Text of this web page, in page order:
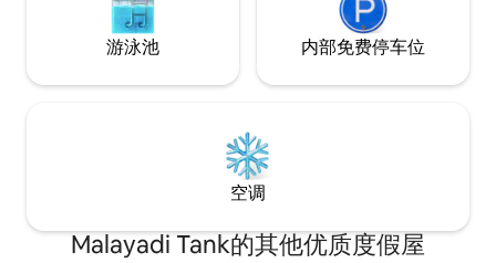
游泳池 内部免费停车位
空调
Malayadi Tank的其他优质度假屋